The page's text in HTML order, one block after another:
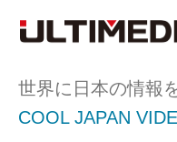
世界に日本の情報
COOL JAPAN